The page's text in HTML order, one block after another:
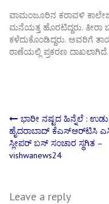
ವಾಮಂಜೂರಿನ ಕರಾವಳಿ ಕಾಲೇಜಿನ
ಮನೆಯತ್ತ ಹೊರಟಿದ್ದರು. ತೀರಾ
ಕಳೆದುಕೊಂಡಿದ್ದರು. ಅವರಿಗೆ
ಠಾಣೆಯಲ್ಲಿ ಪ್ರಕರಣ ದಾಖಲಾಗಿದೆ.
Post
ಭಾರೀ ನಷ್ಟದ ಹಿನ್ನೆಲೆ :
ಹೈದರಾಬಾದ್ ಕೆಎಸ್‌ಆರ್‌ಟಿಸಿ
ಸ್ಲೀಪರ್ ಬಸ್ ಸಂಚಾರ ಸ್ಥಗಿತ –
vishwanews24
Leave a reply